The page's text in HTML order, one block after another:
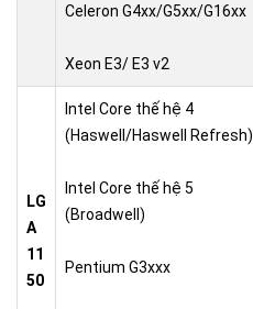
Celeron G4xx/G5xx/G16xx
Xeon E3/ E3 v2
LG
A
11
50
Intel Core thế hệ 4
(Haswell/Haswell Refresh)
Intel Core thế hệ 5
(Broadwell)
Pentium G3xxx